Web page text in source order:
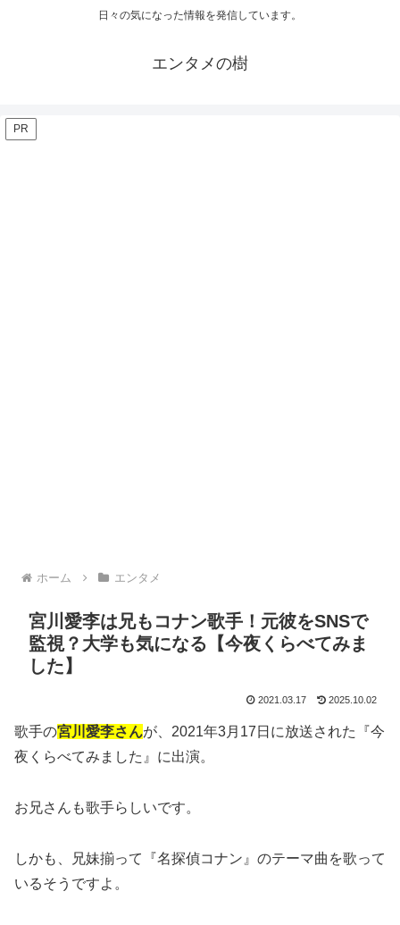
日々の気になった情報を発信しています。
エンタメの樹
PR
ホーム エンタメ
宮川愛李は兄もコナン歌手！元彼をSNSで
監視？大学も気になる【今夜くらべてみま
した】
2021.03.17 2025.10.02
歌手の宮川愛李さんが、2021年3月17日に放送された『今
夜くらべてみました』に出演。
お兄さんも歌手らしいです。
しかも、兄妹揃って『名探偵コナン』のテーマ曲を歌って
いるそうですよ。